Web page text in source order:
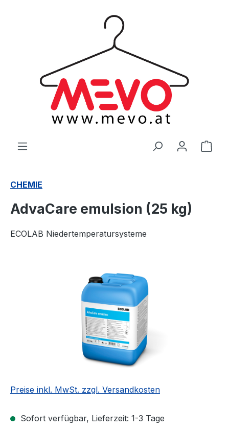
CHEMIE
AdvaCare emulsion (25 kg)
ECOLAB Niedertemperatursysteme
Preise inkl. MwSt. zzgl. Versandkosten
Sofort verfügbar, Lieferzeit: 1-3 Tage